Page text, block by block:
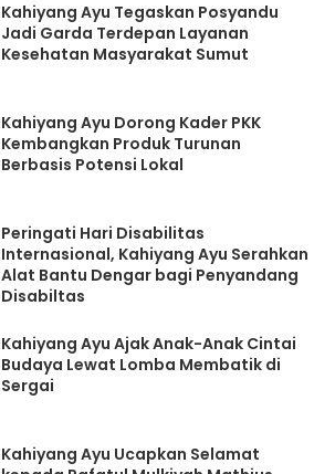
Kahiyang Ayu Tegaskan Posyandu
Jadi Garda Terdepan Layanan
Kesehatan Masyarakat Sumut
Kahiyang Ayu Dorong Kader PKK
Kembangkan Produk Turunan
Berbasis Potensi Lokal
Peringati Hari Disabilitas
Internasional, Kahiyang Ayu Serahkan
Alat Bantu Dengar bagi Penyandang
Disabiltas
Kahiyang Ayu Ajak Anak-Anak Cintai
Budaya Lewat Lomba Membatik di
Sergai
Kahiyang Ayu Ucapkan Selamat